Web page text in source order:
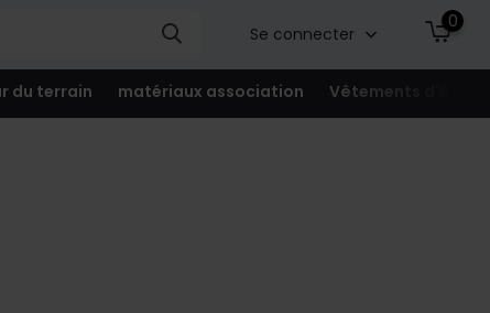
Se connecter
0
du terrain matériaux association Vêtements